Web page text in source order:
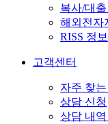
복사/대
해외전자
RISS 정
고객센터
자주 찾
상담 신청
상담 내역